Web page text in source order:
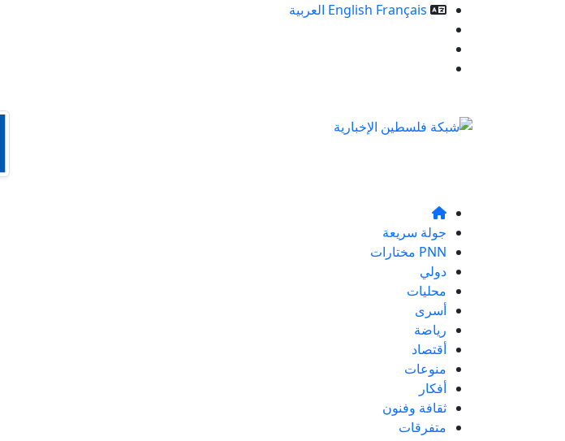
English Français
العربية
جولة سريعة
PNN مختارات
دولي
محليات
أسرى
رياضة
أقتصاد
منوعات
أفكار
ثقافة وفنون
متفرقات